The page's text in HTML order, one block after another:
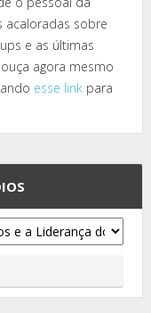
acaloradas sobre
e as últimas
agora mesmo
esse link para